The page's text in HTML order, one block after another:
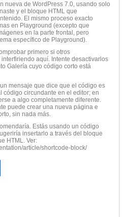
nueva de WordPress 7.0, usando solo
y el bloque HTML que
El mismo proceso exacto
en Playground (excepto que
en la parte frontal, pero
específico de Playground).
primero si otros
aquí. Intente desactivarlos
Galería cuyo código corto está
mensaje que dice que el código es
código circundante en el editor; en
a algo completamente diferente.
puede crear una nueva página e
sin nada más.
Estás usando un código
insertarlo a través del bloque
HTML. Ver:
article/shortcode-block/